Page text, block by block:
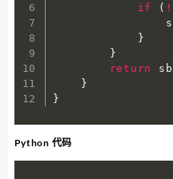
if
( !
}
}
return
sb
}
}
Python 代码